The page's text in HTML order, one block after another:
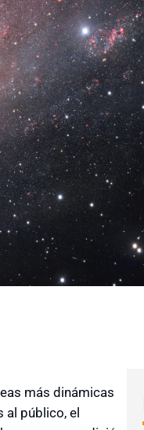
más dinámicas
al público, el